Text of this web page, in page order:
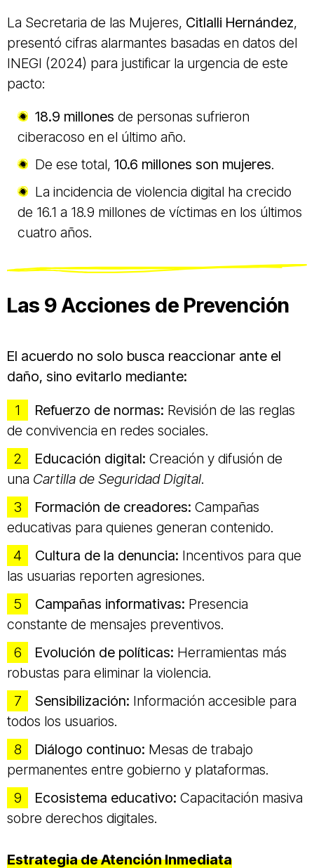
La Secretaria de las Mujeres, Citlalli Hernández,
presentó cifras alarmantes basadas en datos del
INEGI (2024) para justificar la urgencia de este
pacto:
18.9 millones de personas sufrieron
ciberacoso en el último año.
De ese total, 10.6 millones son mujeres.
La incidencia de violencia digital ha crecido
de 16.1 a 18.9 millones de víctimas en los últimos
cuatro años.
Las 9 Acciones de Prevención
El acuerdo no solo busca reaccionar ante el
daño, sino evitarlo mediante:
Refuerzo de normas: Revisión de las reglas
de convivencia en redes sociales.
Educación digital: Creación y difusión de
una Cartilla de Seguridad Digital.
Formación de creadores: Campañas
educativas para quienes generan contenido.
Cultura de la denuncia: Incentivos para que
las usuarias reporten agresiones.
Campañas informativas: Presencia
constante de mensajes preventivos.
Evolución de políticas: Herramientas más
robustas para eliminar la violencia.
Sensibilización: Información accesible para
todos los usuarios.
Diálogo continuo: Mesas de trabajo
permanentes entre gobierno y plataformas.
Ecosistema educativo: Capacitación masiva
sobre derechos digitales.
Estrategia de Atención Inmediata